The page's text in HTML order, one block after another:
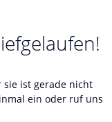
ist gerade nicht
ein oder ruf uns